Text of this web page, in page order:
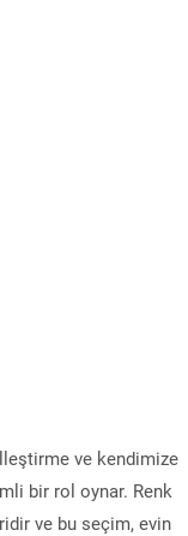
ve kendimize
bir rol oynar. Renk
ve bu seçim, evin